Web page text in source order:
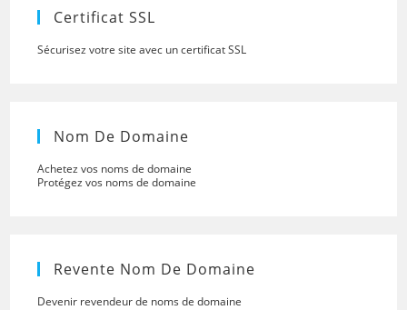
Certificat SSL
Sécurisez votre site avec un certificat SSL
Nom De Domaine
Achetez vos noms de domaine
Protégez vos noms de domaine
Revente Nom De Domaine
Devenir revendeur de noms de domaine